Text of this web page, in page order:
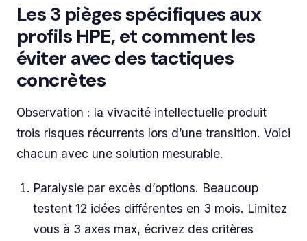
Les 3 pièges spécifiques aux
profils HPE, et comment les
éviter avec des tactiques
concrètes
Observation : la vivacité intellectuelle produit
trois risques récurrents lors d’une transition. Voici
chacun avec une solution mesurable.
Paralysie par excès d’options. Beaucoup
testent 12 idées différentes en 3 mois. Limitez
vous à 3 axes max, écrivez des critères